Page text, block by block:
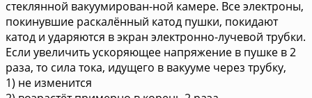
стеклянной вакуумирован-ной камере. Все электроны,
покинувшие раскалённый катод пушки, покидают
катод и ударяются в экран электронно-лучевой трубки.
Если увеличить ускоряющее напряжение в пушке в 2
раза, то сила тока, идущего в вакууме через трубку,
1) не изменится